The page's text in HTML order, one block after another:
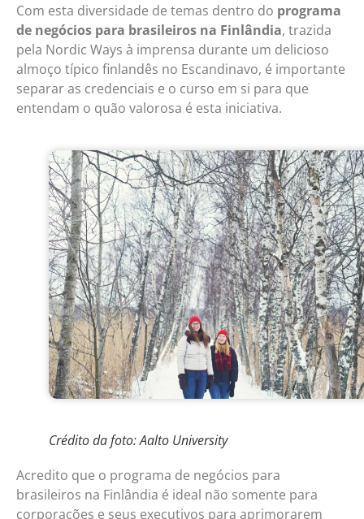
Com esta diversidade de temas dentro do programa
de negócios para brasileiros na Finlândia, trazida
pela Nordic Ways à imprensa durante um delicioso
almoço típico finlandês no Escandinavo, é importante
separar as credenciais e o curso em si para que
entendam o quão valorosa é esta iniciativa.
Crédito da foto: Aalto University
Acredito que o programa de negócios para
brasileiros na Finlândia é ideal não somente para
corporações e seus executivos para aprimorarem